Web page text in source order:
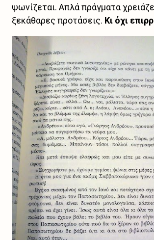
ψωνίζεται. Απλά πράγματα
ξεκάθαρες προτάσεις. Κι όχι